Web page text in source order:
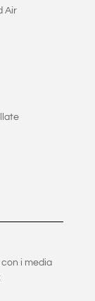
Air
con i media